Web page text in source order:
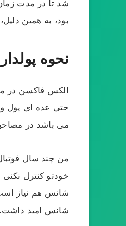
بود، به همین
نحوه
حتی عده ای پول و
می باشد در
من چند سال
خودتو کنترل
شانس هم نیاز
شانس امید داشت.